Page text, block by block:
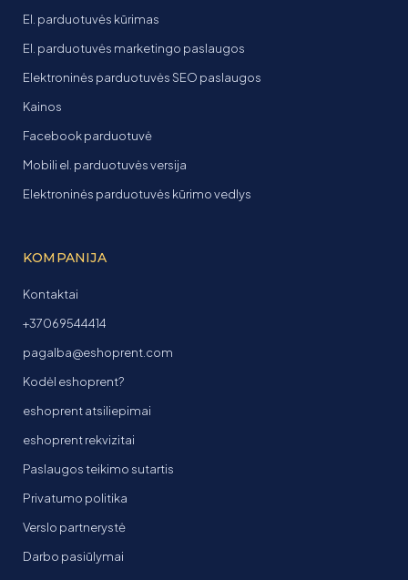
El. parduotuvės kūrimas
El. parduotuvės marketingo paslaugos
Elektroninės parduotuvės SEO paslaugos
Kainos
Facebook parduotuvė
Mobili el. parduotuvės versija
Elektroninės parduotuvės kūrimo vedlys
KOMPANIJA
Kontaktai
+37069544414
pagalba@eshoprent.com
Kodėl eshoprent?
eshoprent atsiliepimai
eshoprent rekvizitai
Paslaugos teikimo sutartis
Privatumo politika
Verslo partnerystė
Darbo pasiūlymai